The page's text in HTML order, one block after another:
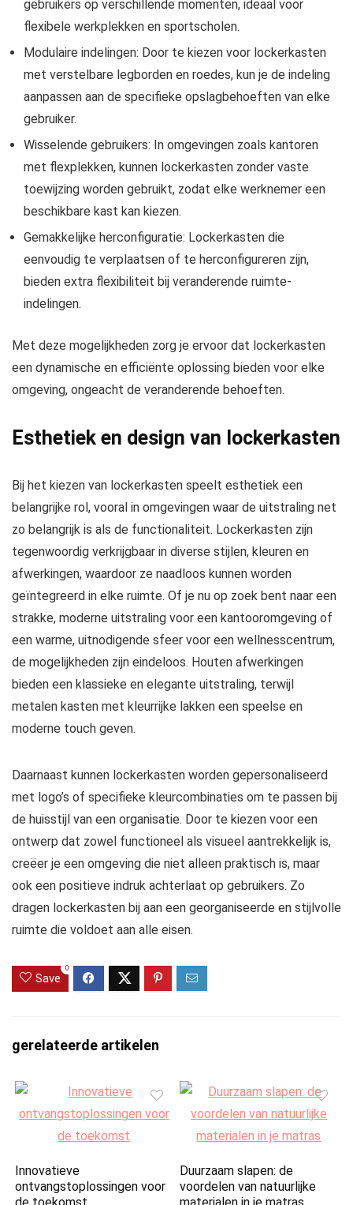
gebruikers op verschillende momenten, ideaal voor
flexibele werkplekken en sportscholen.
Modulaire indelingen: Door te kiezen voor lockerkasten
met verstelbare legborden en roedes, kun je de indeling
aanpassen aan de specifieke opslagbehoeften van elke
gebruiker.
Wisselende gebruikers: In omgevingen zoals kantoren
met flexplekken, kunnen lockerkasten zonder vaste
toewijzing worden gebruikt, zodat elke werknemer een
beschikbare kast kan kiezen.
Gemakkelijke herconfiguratie: Lockerkasten die
eenvoudig te verplaatsen of te herconfigureren zijn,
bieden extra flexibiliteit bij veranderende ruimte-
indelingen.
Met deze mogelijkheden zorg je ervoor dat lockerkasten
een dynamische en efficiënte oplossing bieden voor elke
omgeving, ongeacht de veranderende behoeften.
Esthetiek en design van lockerkasten
Bij het kiezen van lockerkasten speelt esthetiek een
belangrijke rol, vooral in omgevingen waar de uitstraling net
zo belangrijk is als de functionaliteit. Lockerkasten zijn
tegenwoordig verkrijgbaar in diverse stijlen, kleuren en
afwerkingen, waardoor ze naadloos kunnen worden
geïntegreerd in elke ruimte. Of je nu op zoek bent naar een
strakke, moderne uitstraling voor een kantooromgeving of
een warme, uitnodigende sfeer voor een wellnesscentrum,
de mogelijkheden zijn eindeloos. Houten afwerkingen
bieden een klassieke en elegante uitstraling, terwijl
metalen kasten met kleurrijke lakken een speelse en
moderne touch geven.
Daarnaast kunnen lockerkasten worden gepersonaliseerd
met logo’s of specifieke kleurcombinaties om te passen bij
de huisstijl van een organisatie. Door te kiezen voor een
ontwerp dat zowel functioneel als visueel aantrekkelijk is,
creëer je een omgeving die niet alleen praktisch is, maar
ook een positieve indruk achterlaat op gebruikers. Zo
dragen lockerkasten bij aan een georganiseerde en stijlvolle
ruimte die voldoet aan alle eisen.
Save
0
gerelateerde artikelen
Innovatieve
ontvangstoplossingen voor
Duurzaam slapen: de
voordelen van natuurlijke